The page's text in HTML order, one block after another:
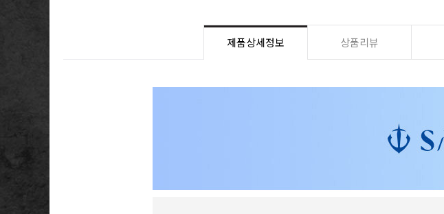
제품상세정보 상품리뷰